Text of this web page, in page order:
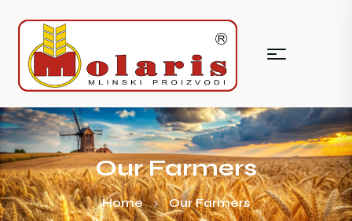
Our Farmers
Home Our Farmers